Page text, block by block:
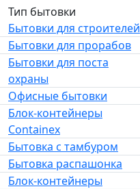
Тип бытовки
Бытовки для строителей
Бытовки для прорабов
Бытовки для поста
охраны
Офисные бытовки
Блок-контейнеры
Containex
Бытовка с тамбуром
Бытовка распашонка
Блок-контейнеры